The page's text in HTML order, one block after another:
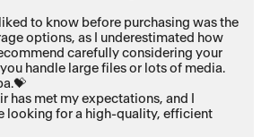
to know before purchasing was the
options, as I underestimated how
carefully considering your
handle large files or lots of media.
has met my expectations, and I
looking for a high-quality, efficient